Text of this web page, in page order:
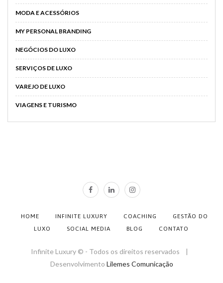
MODA E ACESSÓRIOS
MY PERSONAL BRANDING
NEGÓCIOS DO LUXO
SERVIÇOS DE LUXO
VAREJO DE LUXO
VIAGENS E TURISMO
HOME INFINITE LUXURY COACHING
GESTÃO DO
LUXO
SOCIAL MEDIA BLOG CONTATO
Infinite Luxury © - Todos os direitos reservados |
Desenvolvimento Lilemes Comunicação